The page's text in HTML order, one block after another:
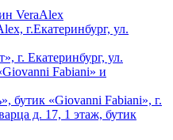
VeraAlex
г.Екатеринбург, ул.
г. Екатеринбург, ул.
Fabiani» и
бутик «Giovanni Fabiani», г.
д. 17, 1 этаж, бутик